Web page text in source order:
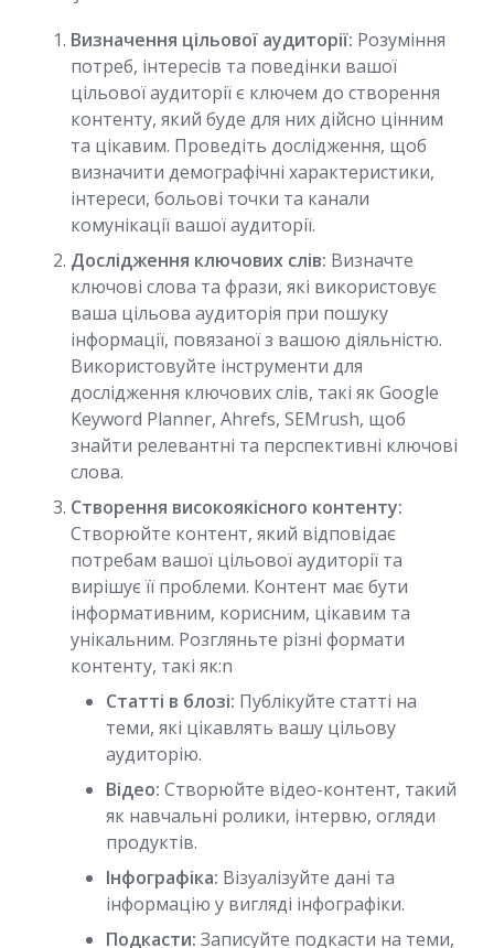
Визначення цільової аудиторії: Розуміння
потреб, інтересів та поведінки вашої
цільової аудиторії є ключем до створення
контенту, який буде для них дійсно цінним
та цікавим. Проведіть дослідження, щоб
визначити демографічні характеристики,
інтереси, больові точки та канали
комунікації вашої аудиторії.
Дослідження ключових слів: Визначте
ключові слова та фрази, які використовує
ваша цільова аудиторія при пошуку
інформації, повязаної з вашою діяльністю.
Використовуйте інструменти для
дослідження ключових слів, такі як Google
Keyword Planner, Ahrefs, SEMrush, щоб
знайти релевантні та перспективні ключові
слова.
Створення високоякісного контенту:
Створюйте контент, який відповідає
потребам вашої цільової аудиторії та
вирішує її проблеми. Контент має бути
інформативним, корисним, цікавим та
унікальним. Розгляньте різні формати
контенту, такі як:n
Статті в блозі: Публікуйте статті на
теми, які цікавлять вашу цільову
аудиторію.
Відео: Створюйте відео-контент, такий
як навчальні ролики, інтервю, огляди
продуктів.
Інфографіка: Візуалізуйте дані та
інформацію у вигляді інфографіки.
Подкасти: Записуйте подкасти на теми,